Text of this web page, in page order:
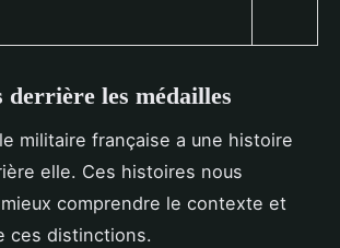
derrière les médailles
militaire française a une histoire
elle. Ces histoires nous
comprendre le contexte et
ces distinctions.